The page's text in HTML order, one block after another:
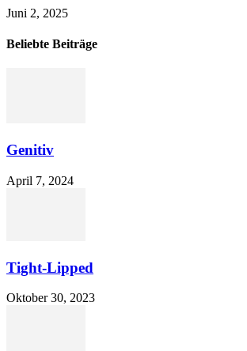
Juni 2, 2025
Beliebte Beiträge
Genitiv
April 7, 2024
Tight-Lipped
Oktober 30, 2023